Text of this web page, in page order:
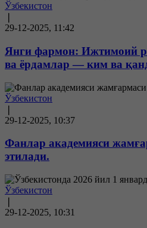
Ўзбекистон
29-12-2025, 11:42
Янги фармон: Ижтимоий
ва ёрдамлар — ким ва
Ўзбекистон
29-12-2025, 10:37
Фанлар академияси
этилади.
Ўзбекистон
29-12-2025, 10:31